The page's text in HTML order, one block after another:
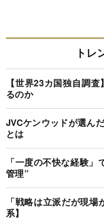
トレ
【世界23カ国独自調
るのか
JVCケンウッドが選ん
とは
「一度の不快な経験
管理”
「戦略は立派だが現
系】